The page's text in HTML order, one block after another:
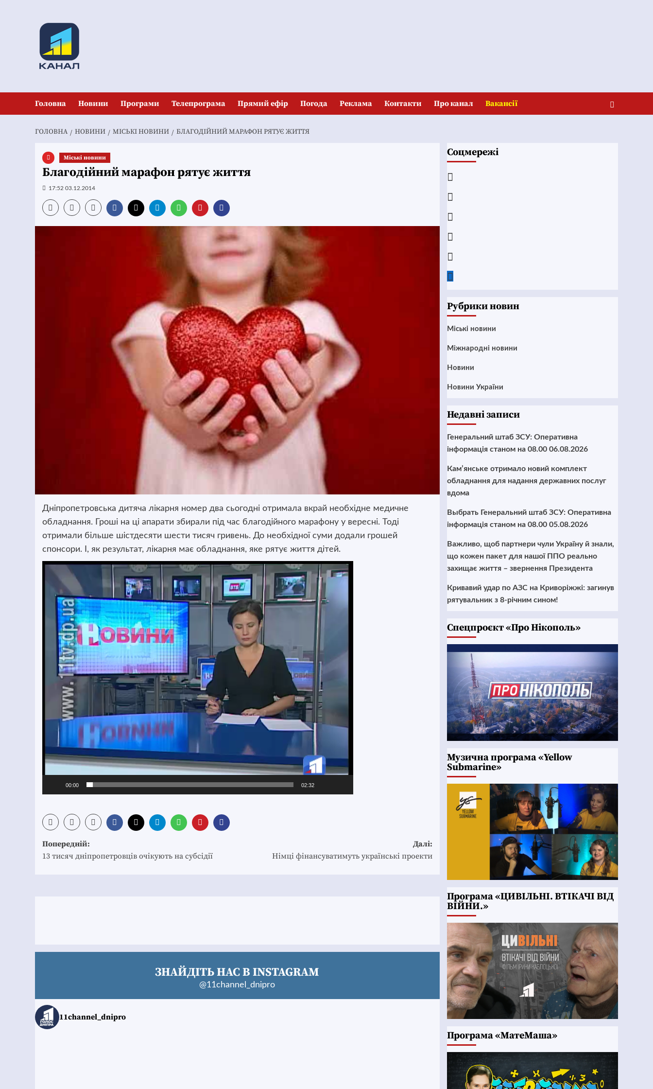
Головна Новини Програми Телепрограма Прямий ефір Погода Реклама Контакти Про канал Вакансії
ГОЛОВНА НОВИНИ MІСЬКІ НОВИНИ БЛАГОДІЙНИЙ МАРАФОН РЯТУЄ ЖИТТЯ
Mіські новини
Благодійний марафон рятує життя
17:52 03.12.2014
Дніпропетровська дитяча лікарня номер два сьогодні отримала вкрай необхідне медичне
обладнання. Гроші на ці апарати збирали під час благодійного марафону у вересні. Тоді
отримали більше шістдесяти шести тисяч гривень. До необхідної суми додали грошей
спонсори. І, як результат, лікарня має обладнання, яке рятує життя дітей.
Відеопрогравач
00:00 02:32
Post
navigation
Попередній:
13 тисяч дніпропетровців очікують на субсідії
Далі:
Німці фінансуватимуть українські проекти
ЗНАЙДІТЬ НАС В INSTAGRAM
@11channel_dnipro
11channel_dnipro
Соцмережі
Рубрики новин
Mіські новини
Міжнародні новини
Новини
Новини України
Недавні записи
Генеральний штаб ЗСУ: Оперативна
інформація станом на 08.00 06.08.2026
Кам’янське отримало новий комплект
обладнання для надання державних послуг
вдома
Выбрать Генеральний штаб ЗСУ: Оперативна
інформація станом на 08.00 05.08.2026
Важливо, щоб партнери чули Україну й знали,
що кожен пакет для нашої ППО реально
захищає життя – звернення Президента
Кривавий удар по АЗС на Криворіжжі: загинув
рятувальник з 8-річним сином!
Cпецпроєкт «Про Нікополь»
Музична програма «Yellow
Submarine»
Програма «ЦИВІЛЬНІ. ВТІКАЧІ ВІД
ВІЙНИ.»
Програма «МатеМаша»